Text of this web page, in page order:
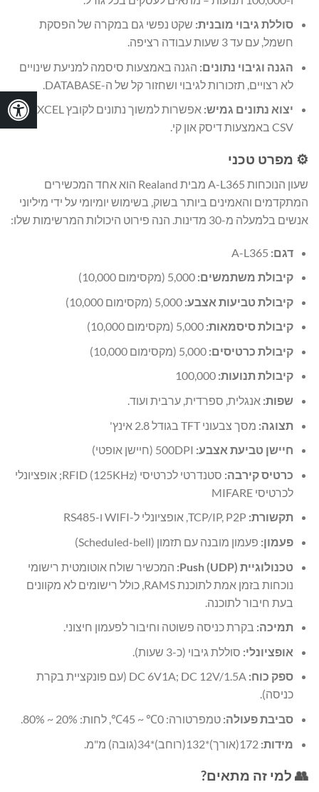
סוללת גיבוי מובנית: שקט נפשי גם במקרה של הפסקת
חשמל, עם עד 3 שעות עבודה רציפה.
הגנה וגיבוי נתונים: הגנה באמצעות סיסמה למניעת שינויים
לא רצויים, תזכורות לגיבוי ושחזור קל של ה-DATABASE.
יצוא נתונים גמיש:
אפשרות למשוך נתונים לקובץ EXCEL או
CSV באמצעות דיסק און קי.
⚙️ מפרט טכני
שעון הנוכחות A-L365 מבית Realand הוא אחד המכשירים
המתקדמים והאמינים ביותר בשוק, בשימוש יומיומי על ידי מיליוני
אנשים בלמעלה מ-30 מדינות. הנה פירוט היכולות המרשימות שלו:
דגם:
קיבולת משתמשים:
קיבולת טביעות אצבע:
קיבולת סיסמאות:
קיבולת כרטיסים:
קיבולת תנועות:
שפות: אנגלית, ספרדית, ערבית ועוד.
תצוגה: מסך צבעוני TFT בגודל 2.8 אינץ'
חיישן טביעת אצבע:
כרטיס קירבה:
סטנדרטי לכרטיסי RFID (125KHz); אופציונלי
לכרטיסי MIFARE
תקשורת:
פעמון: פעמון מובנה עם תזמון (Scheduled-bell)
טכנולוגיית Push (UDP):
המכשיר שולח אוטומטית רישומי
נוכחות בזמן אמת לתוכנת RAMS, כולל רישומים לא מקוונים
בעת חיבור לתוכנה.
תמיכה: בקרת כניסה פשוטה וחיבור לפעמון חיצוני.
אופציונלי: סוללת גיבוי (כ-3 שעות).
ספק כוח:
DC 6V1A; DC 12V/1.5A (עם פונקציית בקרת
כניסה).
סביבת פעולה: טמפרטורה: 0℃ ~ 45℃, לחות: 20% ~ 80%.
מידות:
👥 למי זה מתאים?